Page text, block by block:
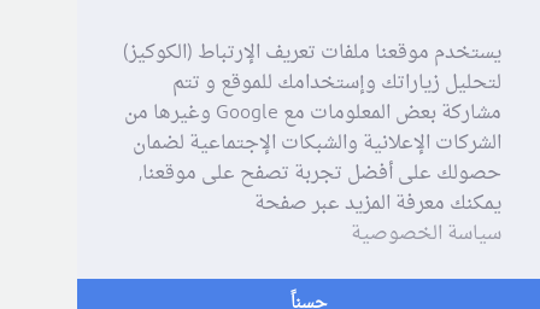
يستخدم موقعنا ملفات تعريف الإرتباط (الكوكيز)
لتحليل زياراتك وإستخدامك للموقع و تتم
مشاركة بعض المعلومات مع Google وغيرها من
الشركات الإعلانية والشبكات الإجتماعية لضمان
حصولك على أفضل تجربة تصفح على موقعنا,
يمكنك معرفة المزيد عبر صفحة
سياسة الخصوصية